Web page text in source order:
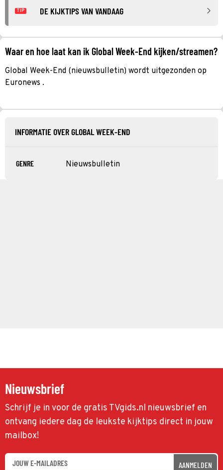
TIP DE KIJKTIPS VAN VANDAAG
Waar en hoe laat kan ik Global Week-End kijken/streamen?
Global Week-End (nieuwsbulletin) wordt uitgezonden op
Euronews .
INFORMATIE OVER GLOBAL WEEK-END
GENRE Nieuwsbulletin
Nieuwsbrief
Schrijf je in voor de gratis TVgids.nl nieuwsbrief en
ontvang iedere dag de leukste kijktips direct in jouw
mailbox!
AANMELDEN